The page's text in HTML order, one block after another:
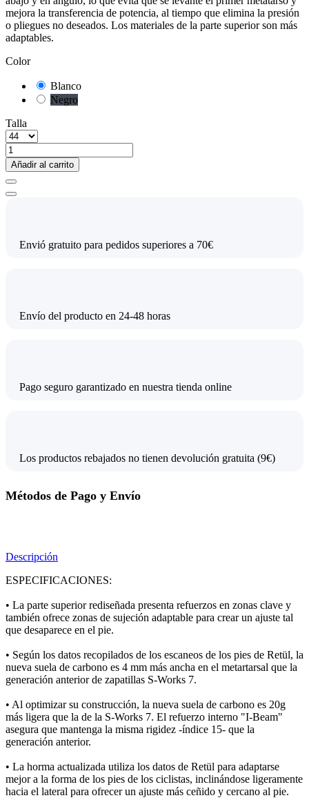
mejora la transferencia de potencia, al tiempo que elimina la presión
o pliegues no deseados. Los materiales de la parte superior son más
adaptables.
Color
Blanco
Negro
Talla
Añadir al carrito
Envió gratuito para pedidos superiores a 70€
Envío del producto en 24-48 horas
Pago seguro garantizado en nuestra tienda online
Los productos rebajados no tienen devolución gratuita (9€)
Métodos de Pago y Envío
Descripción
ESPECIFICACIONES:
• La parte superior rediseñada presenta refuerzos en zonas clave y
también ofrece zonas de sujeción adaptable para crear un ajuste tal
que desaparece en el pie.
• Según los datos recopilados de los escaneos de los pies de Retül, la
nueva suela de carbono es 4 mm más ancha en el metartarsal que la
generación anterior de zapatillas S-Works 7.
• Al optimizar su construcción, la nueva suela de carbono es 20g
más ligera que la de la S-Works 7. El refuerzo interno "I-Beam"
asegura que mantenga la misma rigidez -índice 15- que la
generación anterior.
• La horma actualizada utiliza los datos de Retül para adaptarse
mejor a la forma de los pies de los ciclistas, inclinándose ligeramente
hacia el lateral para ofrecer un ajuste más ceñido y cercano al pie.